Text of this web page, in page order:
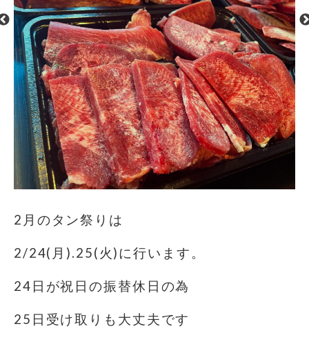
2月のタン祭りは
2/24(月).25(火)に行います。
24日が祝日の振替休日の為
25日受け取りも大丈夫です